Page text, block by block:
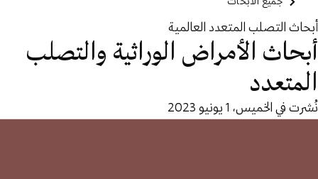
أبحاث التصلب المتعدد العالمية
أبحاث الأمراض الوراثية والتصلب
المتعدد
نُشرت في الخميس، 1 يونيو 2023